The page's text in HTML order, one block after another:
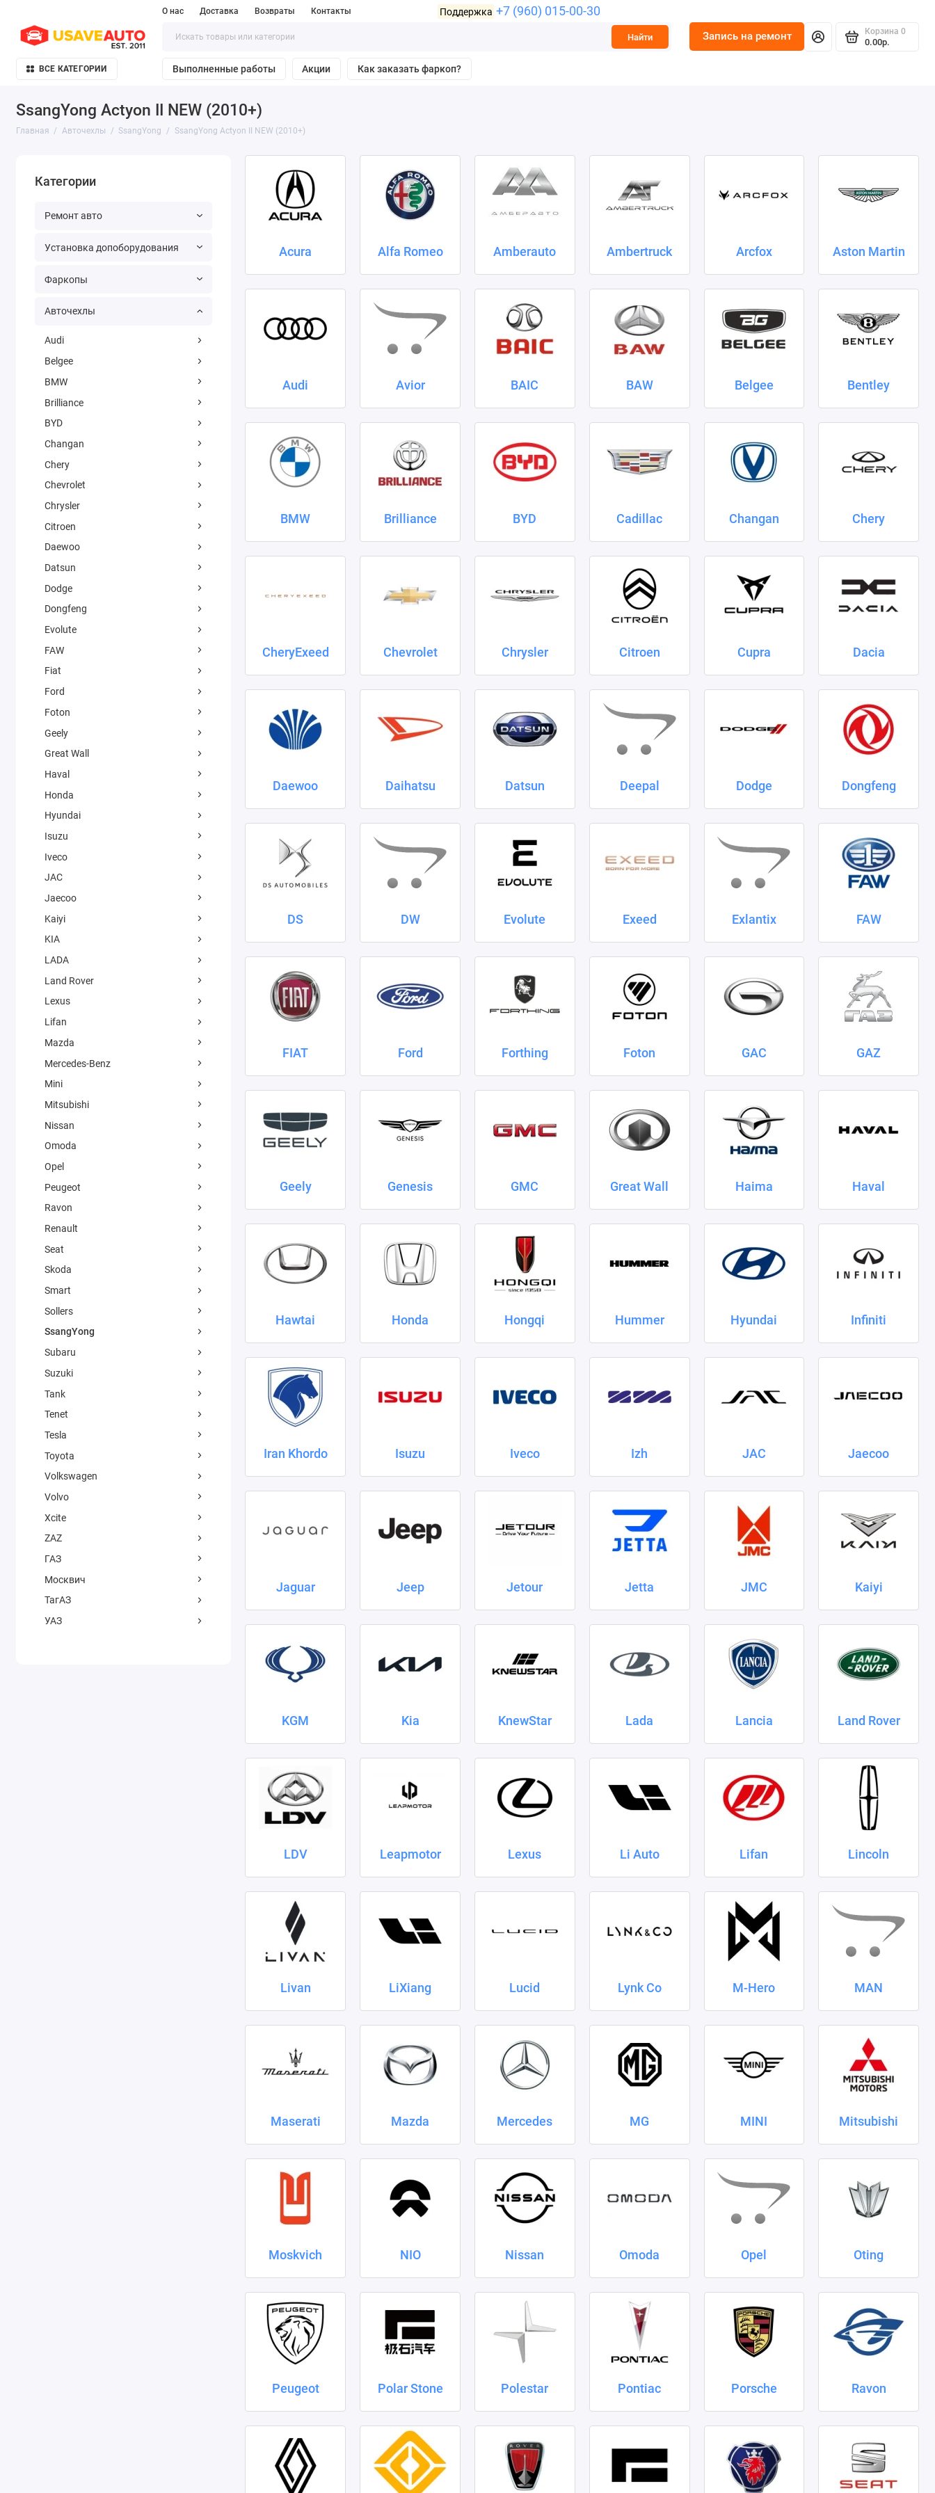
О нас Доставка Возвраты Контакты Поддержка +7 (960) 015-00-30
Найти Запись на ремонт Корзина 0
0.00р.
ВСЕ КАТЕГОРИИ Выполненные работы Акции Как заказать фаркоп?
SsangYong Actyon II NEW (2010+)
Главная Авточехлы SsangYong SsangYong Actyon II NEW (2010+)
Категории
Ремонт авто
Установка допоборудования
Фаркопы
Авточехлы
Audi
Belgee
BMW
Brilliance
BYD
Changan
Chery
Chevrolet
Chrysler
Citroen
Daewoo
Datsun
Dodge
Dongfeng
Evolute
FAW
Fiat
Ford
Foton
Geely
Great Wall
Haval
Honda
Hyundai
Isuzu
Iveco
JAC
Jaecoo
Kaiyi
KIA
LADA
Land Rover
Lexus
Lifan
Mazda
Mercedes-Benz
Mini
Mitsubishi
Nissan
Omoda
Opel
Peugeot
Ravon
Renault
Seat
Skoda
Smart
Sollers
SsangYong
Subaru
Suzuki
Tank
Tenet
Tesla
Toyota
Volkswagen
Volvo
Xcite
ZAZ
ГАЗ
Москвич
ТагАЗ
УАЗ
Acura Alfa Romeo Amberauto Ambertruck Arcfox Aston Martin
Audi Avior BAIC BAW Belgee Bentley
BMW Brilliance BYD Cadillac Changan Chery
CheryExeed Chevrolet Chrysler Citroen Cupra Dacia
Daewoo Daihatsu Datsun Deepal Dodge Dongfeng
DS DW Evolute Exeed Exlantix FAW
FIAT Ford Forthing Foton GAC GAZ
Geely Genesis GMC Great Wall Haima Haval
Hawtai Honda Hongqi Hummer Hyundai Infiniti
Iran Khordo Isuzu Iveco Izh JAC Jaecoo
Jaguar Jeep Jetour Jetta JMC Kaiyi
KGM Kia KnewStar Lada Lancia Land Rover
LDV Leapmotor Lexus Li Auto Lifan Lincoln
Livan LiXiang Lucid Lynk Co M-Hero MAN
Maserati Mazda Mercedes MG MINI Mitsubishi
Moskvich NIO Nissan Omoda Opel Oting
Peugeot Polar Stone Polestar Pontiac Porsche Ravon